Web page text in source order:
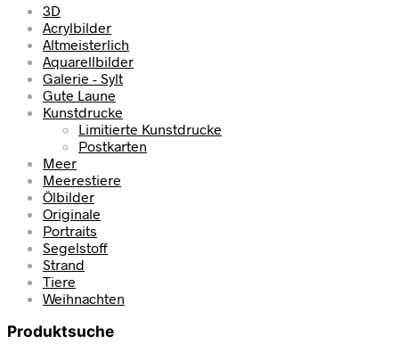
3D
Acrylbilder
Altmeisterlich
Aquarellbilder
Galerie - Sylt
Gute Laune
Kunstdrucke
Limitierte Kunstdrucke
Postkarten
Meer
Meerestiere
Ölbilder
Originale
Portraits
Segelstoff
Strand
Tiere
Weihnachten
Produktsuche